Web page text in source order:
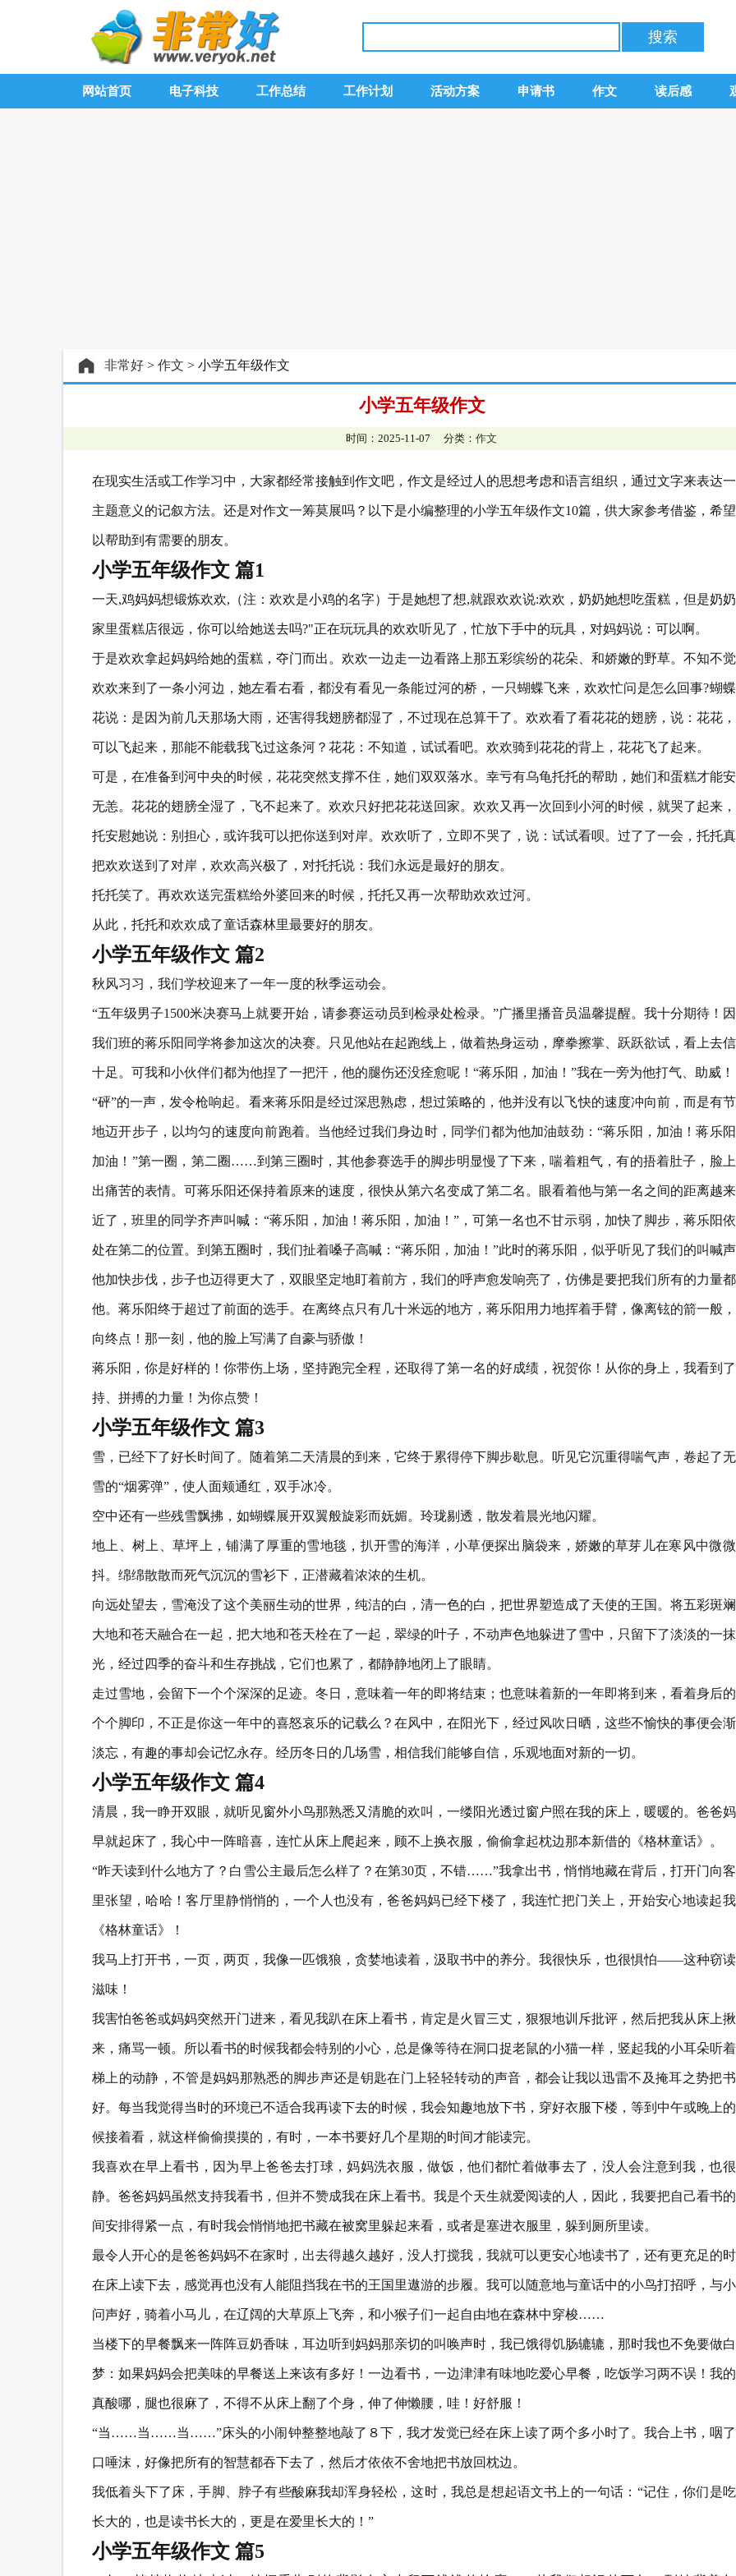
网站首页 电子科技 工作总结 工作计划 活动方案 申请书 作文 读后感
非常好 > 作文 > 小学五年级作文
小学五年级作文
时间：2025-11-07 分类： 作文
在现实生活或工作学习中，大家都经常接触到作文吧，作文是经过人的思想考虑和语言组织，通过文字来表达
主题意义的记叙方法。还是对作文一筹莫展吗？以下是小编整理的小学五年级作文10篇，供大家参考借鉴，希
以帮助到有需要的朋友。
小学五年级作文 篇1
一天,鸡妈妈想锻炼欢欢,（注：欢欢是小鸡的名字）于是她想了想,就跟欢欢说:欢欢，奶奶她想吃蛋糕，但是奶
家里蛋糕店很远，你可以给她送去吗?"正在玩玩具的欢欢听见了，忙放下手中的玩具，对妈妈说：可以啊。
于是欢欢拿起妈妈给她的蛋糕，夺门而出。欢欢一边走一边看路上那五彩缤纷的花朵、和娇嫩的野草。不知不觉
欢欢来到了一条小河边，她左看右看，都没有看见一条能过河的桥，一只蝴蝶飞来，欢欢忙问是怎么回事?蝴
花说：是因为前几天那场大雨，还害得我翅膀都湿了，不过现在总算干了。欢欢看了看花花的翅膀，说：花花
可以飞起来，那能不能载我飞过这条河？花花：不知道，试试看吧。欢欢骑到花花的背上，花花飞了起来。
可是，在准备到河中央的时候，花花突然支撑不住，她们双双落水。幸亏有乌龟托托的帮助，她们和蛋糕才能
无恙。花花的翅膀全湿了，飞不起来了。欢欢只好把花花送回家。欢欢又再一次回到小河的时候，就哭了起来
托安慰她说：别担心，或许我可以把你送到对岸。欢欢听了，立即不哭了，说：试试看呗。过了了一会，托托
把欢欢送到了对岸，欢欢高兴极了，对托托说：我们永远是最好的朋友。
托托笑了。再欢欢送完蛋糕给外婆回来的时候，托托又再一次帮助欢欢过河。
从此，托托和欢欢成了童话森林里最要好的朋友。
小学五年级作文 篇2
秋风习习，我们学校迎来了一年一度的秋季运动会。
“五年级男子1500米决赛马上就要开始，请参赛运动员到检录处检录。”广播里播音员温馨提醒。我十分期待！
我们班的蒋乐阳同学将参加这次的决赛。只见他站在起跑线上，做着热身运动，摩拳擦掌、跃跃欲试，看上去
十足。可我和小伙伴们都为他捏了一把汗，他的腿伤还没痊愈呢！“蒋乐阳，加油！”我在一旁为他打气、助威！
“砰”的一声，发令枪响起。看来蒋乐阳是经过深思熟虑，想过策略的，他并没有以飞快的速度冲向前，而是有
地迈开步子，以均匀的速度向前跑着。当他经过我们身边时，同学们都为他加油鼓劲：“蒋乐阳，加油！蒋乐阳
加油！”第一圈，第二圈……到第三圈时，其他参赛选手的脚步明显慢了下来，喘着粗气，有的捂着肚子，脸
出痛苦的表情。可蒋乐阳还保持着原来的速度，很快从第六名变成了第二名。眼看着他与第一名之间的距离越
近了，班里的同学齐声叫喊：“蒋乐阳，加油！蒋乐阳，加油！”，可第一名也不甘示弱，加快了脚步，蒋乐阳依
处在第二的位置。到第五圈时，我们扯着嗓子高喊：“蒋乐阳，加油！”此时的蒋乐阳，似乎听见了我们的叫喊声
他加快步伐，步子也迈得更大了，双眼坚定地盯着前方，我们的呼声愈发响亮了，仿佛是要把我们所有的力量
他。蒋乐阳终于超过了前面的选手。在离终点只有几十米远的地方，蒋乐阳用力地挥着手臂，像离铉的箭一般
向终点！那一刻，他的脸上写满了自豪与骄傲！
蒋乐阳，你是好样的！你带伤上场，坚持跑完全程，还取得了第一名的好成绩，祝贺你！从你的身上，我看到
持、拼搏的力量！为你点赞！
小学五年级作文 篇3
雪，已经下了好长时间了。随着第二天清晨的到来，它终于累得停下脚步歇息。听见它沉重得喘气声，卷起了
雪的“烟雾弹”，使人面颊通红，双手冰冷。
空中还有一些残雪飘拂，如蝴蝶展开双翼般旋彩而妩媚。玲珑剔透，散发着晨光地闪耀。
地上、树上、草坪上，铺满了厚重的雪地毯，扒开雪的海洋，小草便探出脑袋来，娇嫩的草芽儿在寒风中微
抖。绵绵散散而死气沉沉的雪衫下，正潜藏着浓浓的生机。
向远处望去，雪淹没了这个美丽生动的世界，纯洁的白，清一色的白，把世界塑造成了天使的王国。将五彩斑
大地和苍天融合在一起，把大地和苍天栓在了一起，翠绿的叶子，不动声色地躲进了雪中，只留下了淡淡的一
光，经过四季的奋斗和生存挑战，它们也累了，都静静地闭上了眼睛。
走过雪地，会留下一个个深深的足迹。冬日，意味着一年的即将结束；也意味着新的一年即将到来，看着身后
个个脚印，不正是你这一年中的喜怒哀乐的记载么？在风中，在阳光下，经过风吹日晒，这些不愉快的事便会
淡忘，有趣的事却会记忆永存。经历冬日的几场雪，相信我们能够自信，乐观地面对新的一切。
小学五年级作文 篇4
清晨，我一睁开双眼，就听见窗外小鸟那熟悉又清脆的欢叫，一缕阳光透过窗户照在我的床上，暖暖的。爸爸
早就起床了，我心中一阵暗喜，连忙从床上爬起来，顾不上换衣服，偷偷拿起枕边那本新借的《格林童话》。
“昨天读到什么地方了？白雪公主最后怎么样了？在第30页，不错……”我拿出书，悄悄地藏在背后，打开门向
里张望，哈哈！客厅里静悄悄的，一个人也没有，爸爸妈妈已经下楼了，我连忙把门关上，开始安心地读起
《格林童话》！
我马上打开书，一页，两页，我像一匹饿狼，贪婪地读着，汲取书中的养分。我很快乐，也很惧怕——这种窃
滋味！
我害怕爸爸或妈妈突然开门进来，看见我趴在床上看书，肯定是火冒三丈，狠狠地训斥批评，然后把我从床上
来，痛骂一顿。所以看书的时候我都会特别的小心，总是像等待在洞口捉老鼠的小猫一样，竖起我的小耳朵听
梯上的动静，不管是妈妈那熟悉的脚步声还是钥匙在门上轻轻转动的声音，都会让我以迅雷不及掩耳之势把
好。每当我觉得当时的环境已不适合我再读下去的时候，我会知趣地放下书，穿好衣服下楼，等到中午或晚上
候接着看，就这样偷偷摸摸的，有时，一本书要好几个星期的时间才能读完。
我喜欢在早上看书，因为早上爸爸去打球，妈妈洗衣服，做饭，他们都忙着做事去了，没人会注意到我，也
静。爸爸妈妈虽然支持我看书，但并不赞成我在床上看书。我是个天生就爱阅读的人，因此，我要把自己看书
间安排得紧一点，有时我会悄悄地把书藏在被窝里躲起来看，或者是塞进衣服里，躲到厕所里读。
最令人开心的是爸爸妈妈不在家时，出去得越久越好，没人打搅我，我就可以更安心地读书了，还有更充足的
在床上读下去，感觉再也没有人能阻挡我在书的王国里遨游的步履。我可以随意地与童话中的小鸟打招呼，与
问声好，骑着小马儿，在辽阔的大草原上飞奔，和小猴子们一起自由地在森林中穿梭……
当楼下的早餐飘来一阵阵豆奶香味，耳边听到妈妈那亲切的叫唤声时，我已饿得饥肠辘辘，那时我也不免要做白
梦：如果妈妈会把美味的早餐送上来该有多好！一边看书，一边津津有味地吃爱心早餐，吃饭学习两不误！我
真酸哪，腿也很麻了，不得不从床上翻了个身，伸了伸懒腰，哇！好舒服！
“当……当……当……”床头的小闹钟整整地敲了８下，我才发觉已经在床上读了两个多小时了。我合上书，咽
口唾沫，好像把所有的智慧都吞下去了，然后才依依不舍地把书放回枕边。
我低着头下了床，手脚、脖子有些酸麻我却浑身轻松，这时，我总是想起语文书上的一句话：“记住，你们是
长大的，也是读书长大的，更是在爱里长大的！”
小学五年级作文 篇5